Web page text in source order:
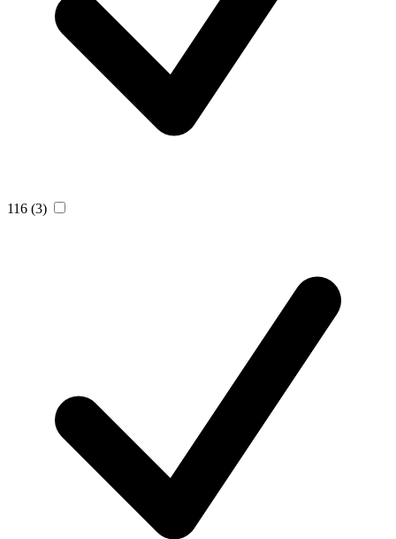
116 (3)